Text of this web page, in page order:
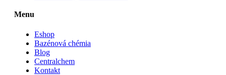
Menu
Eshop
Bazénová chémia
Blog
Centralchem
Kontakt